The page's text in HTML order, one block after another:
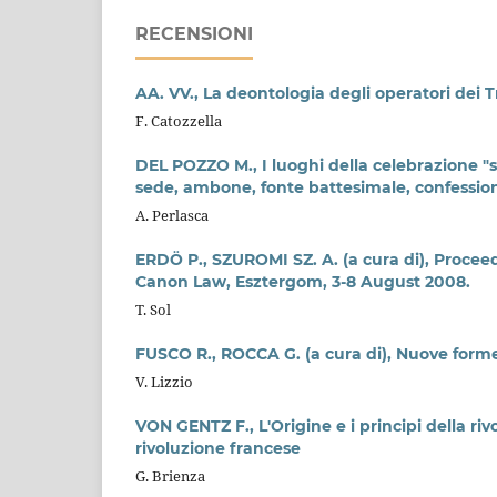
RECENSIONI
AA. VV., La deontologia degli operatori dei
F. Catozzella
DEL POZZO M., I luoghi della celebrazione
sede, ambone, fonte battesimale,
A. Perlasca
ERDÖ P., SZUROMI SZ. A. (a cura di),
Canon Law, Esztergom, 3-8 August 2008.
T. Sol
FUSCO R., ROCCA G. (a cura di), Nuove
V. Lizzio
VON GENTZ F., L'Origine e i principi della
rivoluzione francese
G. Brienza